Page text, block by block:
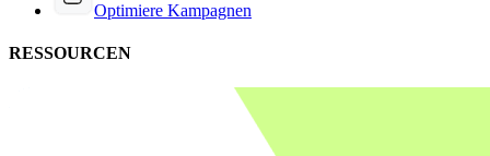
Optimiere Kampagnen
RESSOURCEN